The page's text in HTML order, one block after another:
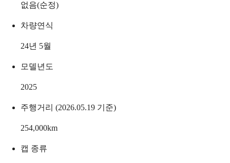
없음(순정)
차량연식
24년 5월
모델년도
2025
주행거리 (2026.05.19 기준)
254,000km
캡 종류